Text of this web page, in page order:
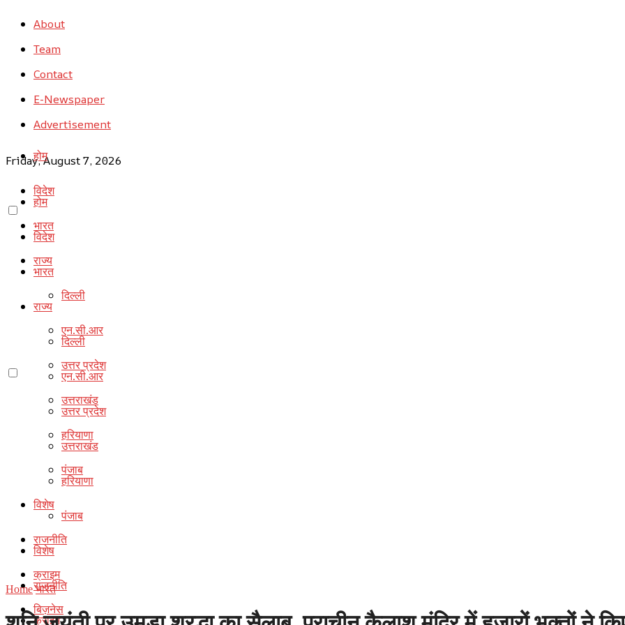
About
Team
Contact
E-Newspaper
Advertisement
Friday, August 7, 2026
होम
विदेश
भारत
राज्य
दिल्ली
एन.सी.आर
उत्तर प्रदेश
उत्तराखंड
हरियाणा
पंजाब
विशेष
राजनीति
क्राइम
बिज़नेस
होम
विदेश
भारत
राज्य
दिल्ली
एन.सी.आर
उत्तर प्रदेश
उत्तराखंड
हरियाणा
पंजाब
विशेष
राजनीति
क्राइम
Home भारत